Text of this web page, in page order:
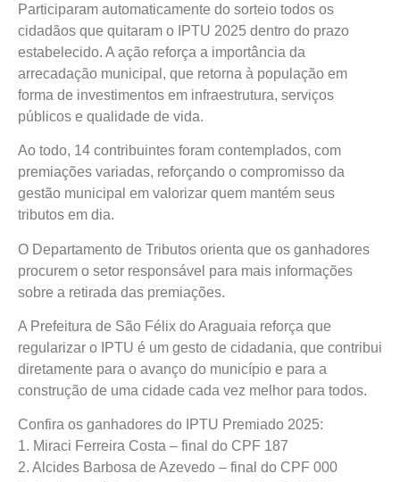
Participaram automaticamente do sorteio todos os
cidadãos que quitaram o IPTU 2025 dentro do prazo
estabelecido. A ação reforça a importância da
arrecadação municipal, que retorna à população em
forma de investimentos em infraestrutura, serviços
públicos e qualidade de vida.
Ao todo, 14 contribuintes foram contemplados, com
premiações variadas, reforçando o compromisso da
gestão municipal em valorizar quem mantém seus
tributos em dia.
O Departamento de Tributos orienta que os ganhadores
procurem o setor responsável para mais informações
sobre a retirada das premiações.
A Prefeitura de São Félix do Araguaia reforça que
regularizar o IPTU é um gesto de cidadania, que contribui
diretamente para o avanço do município e para a
construção de uma cidade cada vez melhor para todos.
Confira os ganhadores do IPTU Premiado 2025:
1. Miraci Ferreira Costa – final do CPF 187
2. Alcides Barbosa de Azevedo – final do CPF 000